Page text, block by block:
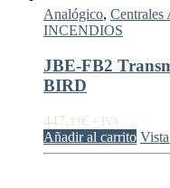
Analógico, Centrales
INCENDIOS
JBE-FB2
BIRD
447,33€ + IVA
Añadir al carrito